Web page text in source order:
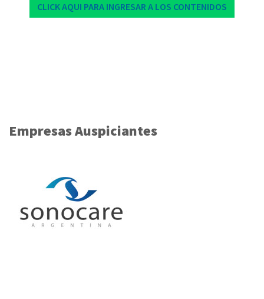
CLICK AQUI PARA INGRESAR A LOS CONTENIDOS
Empresas Auspiciantes